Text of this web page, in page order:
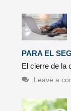
PARA EL
El cierre de la
Leave a